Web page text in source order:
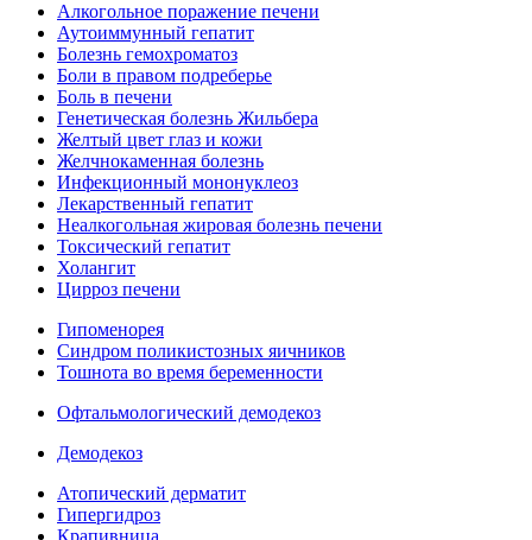
Алкогольное поражение печени
Аутоиммунный гепатит
Болезнь гемохроматоз
Боли в правом подреберье
Боль в печени
Генетическая болезнь Жильбера
Желтый цвет глаз и кожи
Желчнокаменная болезнь
Инфекционный мононуклеоз
Лекарственный гепатит
Неалкогольная жировая болезнь печени
Токсический гепатит
Холангит
Цирроз печени
Гипоменорея
Синдром поликистозных яичников
Тошнота во время беременности
Офтальмологический демодекоз
Демодекоз
Атопический дерматит
Гипергидроз
Крапивница